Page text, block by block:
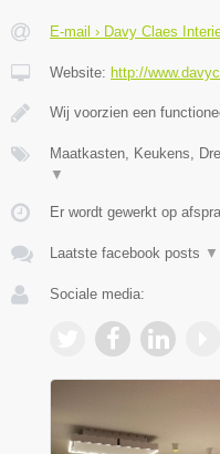
E-mail › Davy Claes
Website: http://
Wij voorzien een
Maatkasten, Keukens,
▼
Er wordt gewerkt op
Laatste facebook posts ▼
Sociale media: